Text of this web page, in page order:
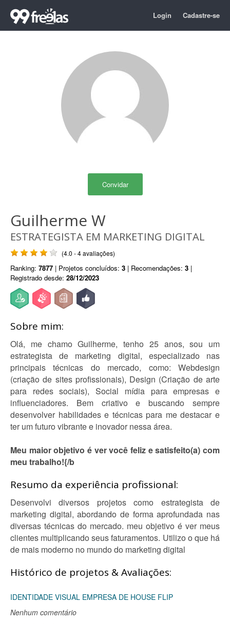
Login Cadastre-se
Convidar
Guilherme W
ESTRATEGISTA EM MARKETING DIGITAL
(4.0 - 4 avaliações)
Ranking: 7877 | Projetos concluídos: 3 | Recomendações: 3 |
Registrado desde: 28/12/2023
Sobre mim:
Olá, me chamo Guilherme, tenho 25 anos, sou um
estrategista de marketing digital, especializado nas
principais técnicas do mercado, como: Webdesign
(criação de sites profissionais), Design (Criação de arte
para redes sociais), Social mídia para empresas e
influenciadores. Bem criativo e buscando sempre
desenvolver habilidades e técnicas para me destacar e
ter um futuro vibrante e inovador nessa área.
Meu maior objetivo é ver você feliz e satisfeito(a) com
meu trabalho!{/b
Resumo da experiência profissional:
Desenvolvi diversos projetos como estrategista de
marketing digital, abordando de forma aprofundada nas
diversas técnicas do mercado. meu objetivo é ver meus
clientes multiplicando seus faturamentos. Utilizo o que há
de mais moderno no mundo do marketing digital
Histórico de projetos & Avaliações:
IDENTIDADE VISUAL EMPRESA DE HOUSE FLIP
Nenhum comentário